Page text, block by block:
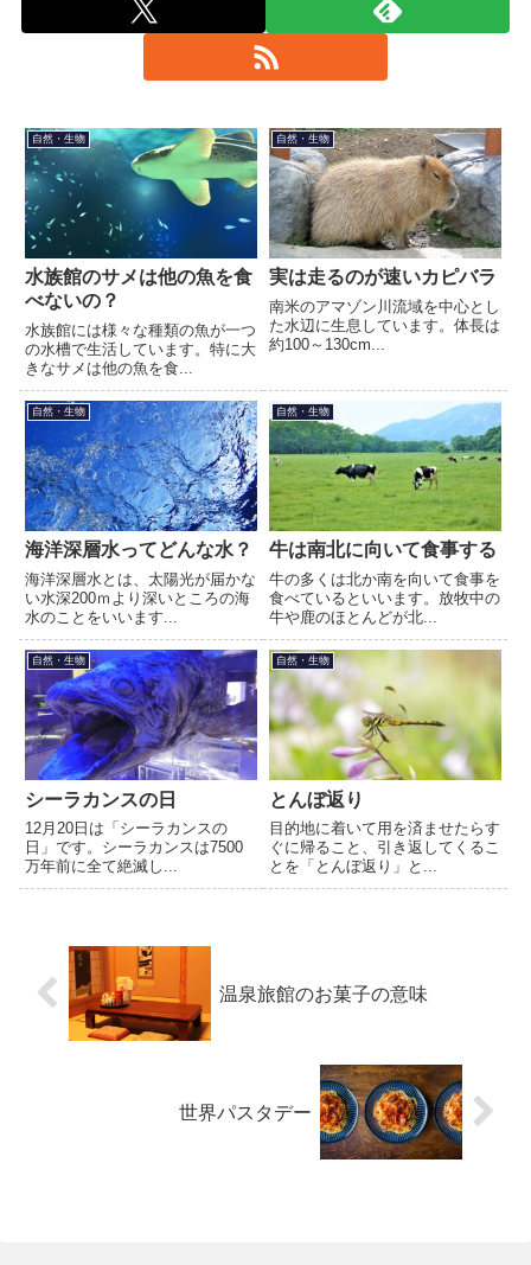
自然・生物
水族館のサメは他の魚を食
べないの？
水族館には様々な種類の魚が一つ
の水槽で生活しています。特に大
きなサメは他の魚を食...
自然・生物
実は走るのが速いカピバラ
南米のアマゾン川流域を中心とし
た水辺に生息しています。体長は
約100～130cm...
自然・生物
海洋深層水ってどんな水？
海洋深層水とは、太陽光が届かな
い水深200ｍより深いところの海
水のことをいいます...
自然・生物
牛は南北に向いて食事する
牛の多くは北か南を向いて食事を
食べているといいます。放牧中の
牛や鹿のほとんどが北...
自然・生物
シーラカンスの日
12月20日は「シーラカンスの
日」です。シーラカンスは7500
万年前に全て絶滅し...
自然・生物
とんぼ返り
目的地に着いて用を済ませたらす
ぐに帰ること、引き返してくるこ
とを「とんぼ返り」と...
温泉旅館のお菓子の意味
世界パスタデー